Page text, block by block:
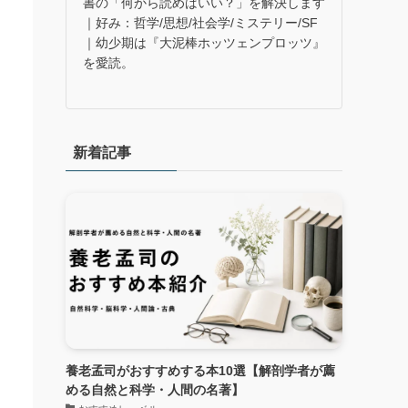
｜好み：哲学/思想/社会学/ミステリー/SF
｜幼少期は『大泥棒ホッツェンプロッツ』
を愛読。
新着記事
養老孟司がおすすめする本10選【解剖学者が薦
める自然と科学・人間の名著】